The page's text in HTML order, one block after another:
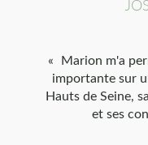
Marion m'a
importante sur
Hauts de Seine,
et ses